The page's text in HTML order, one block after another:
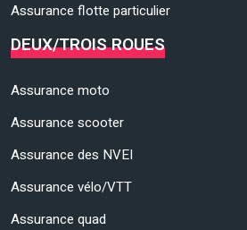
Assurance flotte particulier
DEUX/TROIS ROUES
Assurance moto
Assurance scooter
Assurance des NVEI
Assurance vélo/VTT
Assurance quad